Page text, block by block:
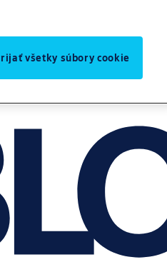
všetky súbory cookie